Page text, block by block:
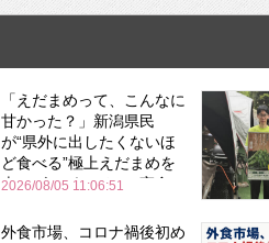
「えだまめって、こんなに
甘かった？」新潟県民
が“県外に出したくないほ
ど食べる”極上えだまめを
森のビアガーデンで実食
2026/08/05 11:06:51
外食市場、コロナ禍後初め